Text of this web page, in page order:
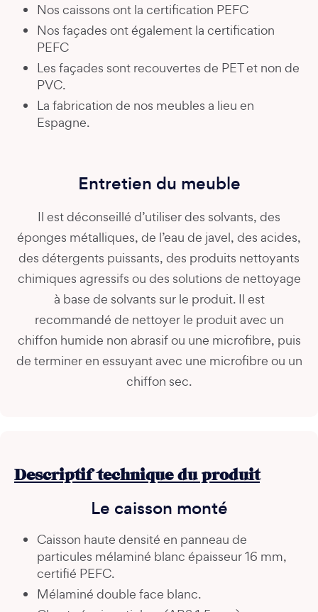
Nos caissons ont la certification PEFC
Nos façades ont également la certification
PEFC
Les façades sont recouvertes de PET et non de
PVC.
La fabrication de nos meubles a lieu en
Espagne.
Entretien du meuble
Il est déconseillé d’utiliser des solvants, des
éponges métalliques, de l’eau de javel, des acides,
des détergents puissants, des produits nettoyants
chimiques agressifs ou des solutions de nettoyage
à base de solvants sur le produit. Il est
recommandé de nettoyer le produit avec un
chiffon humide non abrasif ou une microfibre, puis
de terminer en essuyant avec une microfibre ou un
chiffon sec.
Descriptif technique du produit
Le caisson monté
Caisson haute densité en panneau de
particules mélaminé blanc épaisseur 16 mm,
certifié PEFC.
Mélaminé double face blanc.